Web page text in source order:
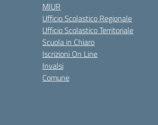
MIUR
Ufficio Scolastico Regionale
Ufficio Scolastico Territoriale
Scuola in Chiaro
Iscrizioni On Line
Invalsi
Comune